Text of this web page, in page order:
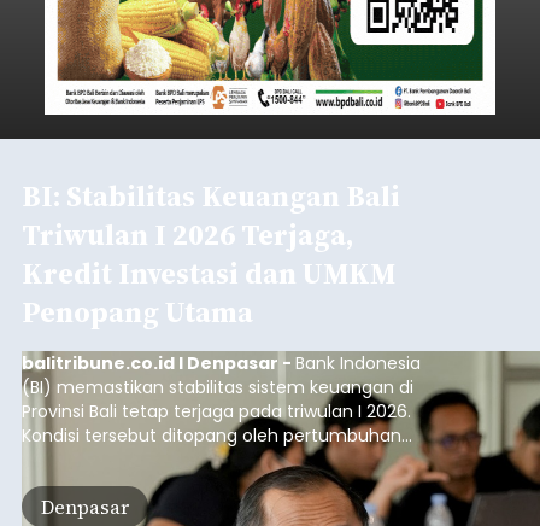
BI: Stabilitas Keuangan Bali
Triwulan I 2026 Terjaga,
Kredit Investasi dan UMKM
Penopang Utama
balitribune.co.id I Denpasar - Bank Indonesia
(BI) memastikan stabilitas sistem keuangan di
Provinsi Bali tetap terjaga pada triwulan I 2026.
Kondisi tersebut ditopang oleh pertumbuhan
penyaluran kredit yang masih positif, terutama
pada sektor-sektor utama penggerak ekonomi
daerah, dengan risiko kredit yang tetap
Denpasar